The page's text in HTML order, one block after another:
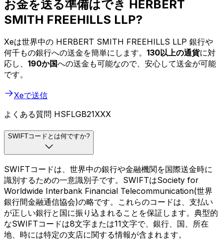
お金を送る準備はでき HERBERT
SMITH FREEHILLS LLP?
Xeは世界中の HERBERT SMITH FREEHILLS LLP 銀行や
何千もの銀行への送金を簡単にします。 130以上の通貨に対
応し、 190か国への送金も可能なので、安心して送金が可能
です。
Xeで送信
よくある質問 HSFLGB21XXX
SWIFTコードとは何ですか?
SWIFTコードは、世界中の銀行や金融機関を国際送金時に
識別するための一意識別子です。SWIFTはSociety for
Worldwide Interbank Financial Telecommunication(世界
銀行間金融通信協会)の略です。これらのコードは、支払い
が正しい銀行と国に振り込まれることを保証します。典型的
なSWIFTコードは8文字または11文字で、銀行、国、所在
地、時には特定の支店に関する情報が含まれます。